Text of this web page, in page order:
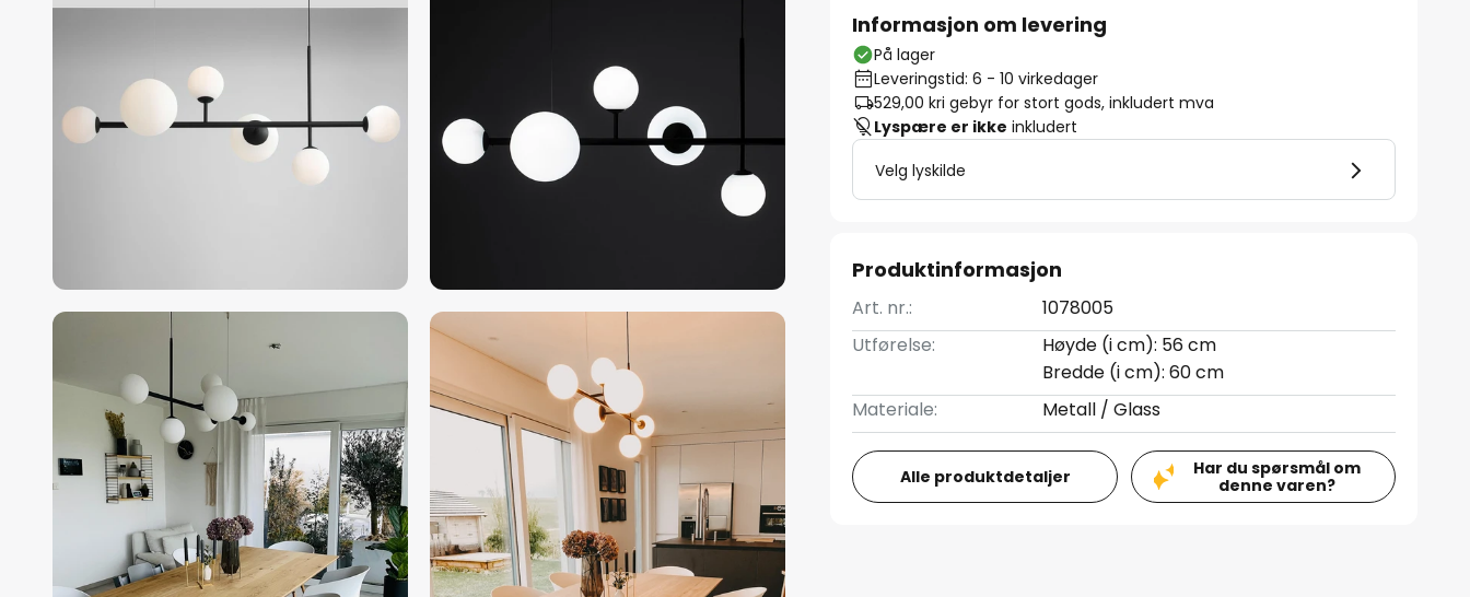
Informasjon om levering
På lager
Leveringstid: 6 - 10 virkedager
529,00 kri gebyr for stort gods, inkludert mva
Lyspære er ikke inkludert
Velg lyskilde
Produktinformasjon
Art. nr.:
1078005
Utførelse:
Høyde (i cm): 56 cm
Bredde (i cm): 60 cm
Materiale:
Metall / Glass
Alle produktdetaljer
Har du spørsmål om
denne varen?